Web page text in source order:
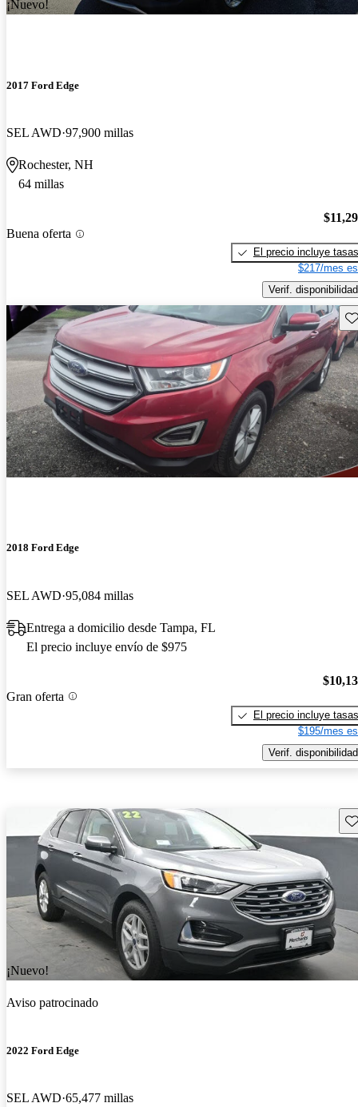
¡Nuevo!
2017 Ford Edge
SEL AWD 97,900 millas
Rochester, NH
64 millas
Buena oferta
El precio incluye tasas
$217/mes
Verif. disponibilidad
2018 Ford Edge
SEL AWD 95,084 millas
Entrega a domicilio desde Tampa, FL
El precio incluye envío de $975
Gran oferta
El precio incluye tasas
$195/mes
Verif. disponibilidad
¡Nuevo!
Aviso patrocinado
2022 Ford Edge
SEL AWD 65,477 millas